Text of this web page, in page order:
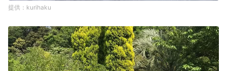
kurihaku